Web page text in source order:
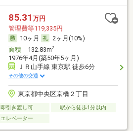
85.31 万円
管理費等119,335円
10ヶ月
2ヶ月(10%)
面積132.83m2
1976年4月(築50年5ヶ月)
ＪＲ山手線 東京駅 徒歩6分
その他の交通
東京都中央区京橋２丁目
即引き渡し可
駅から徒歩1分以内
エレベーター